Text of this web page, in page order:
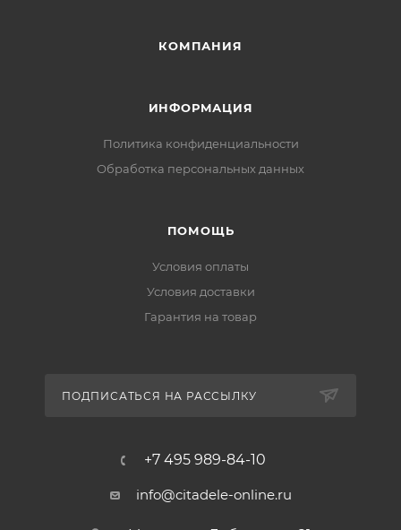
КОМПАНИЯ
ИНФОРМАЦИЯ
Политика конфиденциальности
Обработка персональных данных
ПОМОЩЬ
Условия оплаты
Условия доставки
Гарантия на товар
ПОДПИСАТЬСЯ НА РАССЫЛКУ
+7 495 989-84-10
info@citadele-online.ru